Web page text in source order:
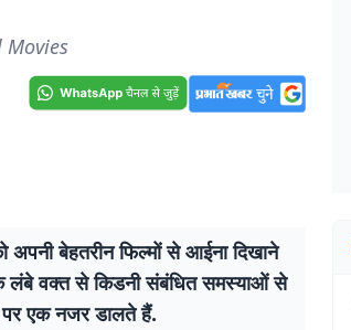
Movies
बेहतरीन फिल्मों से आईना दिखाने
लंबे वक्त से किडनी संबंधित समस्याओं से
एक नजर डालते हैं.